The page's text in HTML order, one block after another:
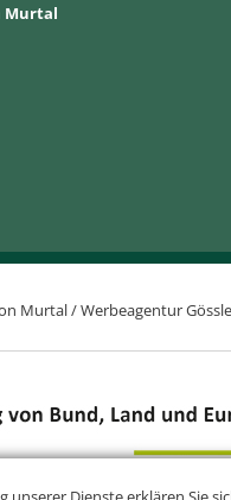
Murtal
Murtal /Werbeagentur